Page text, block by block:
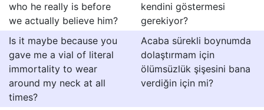
who he really is before
we actually believe him?
kendini göstermesi
gerekiyor?
Is it maybe because you
gave me a vial of literal
immortality to wear
around my neck at all
times?
Acaba sürekli boynumda
dolaştırmam için
ölümsüzlük şişesini bana
verdiğin için mi?